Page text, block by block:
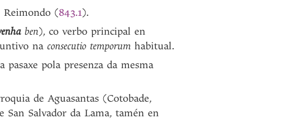
Reimondo (843.1).
ben), co verbo principal en
na consecutio temporum habitual.
pasaxe pola presenza da mesma
de Aguasantas (Cotobade,
Salvador da Lama, tamén en